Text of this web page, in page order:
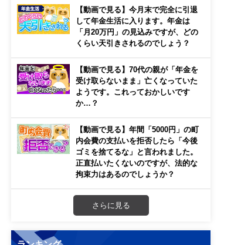
【動画で見る】今月末で完全に引退
して年金生活に入ります。年金は
「月20万円」の見込みですが、どの
くらい天引きされるのでしょう？
【動画で見る】70代の親が「年金を
受け取らないまま」亡くなっていた
ようです。これっておかしいです
か…？
【動画で見る】年間「5000円」の町
内会費の支払いを拒否したら「今後
ゴミを捨てるな」と言われました。
正直払いたくないのですが、法的な
拘束力はあるのでしょうか？
さらに見る